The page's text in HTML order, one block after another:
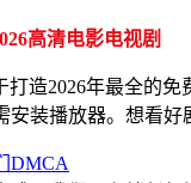
高清电影电视剧
打造2026年最全
装播放器。想看好
DMCA